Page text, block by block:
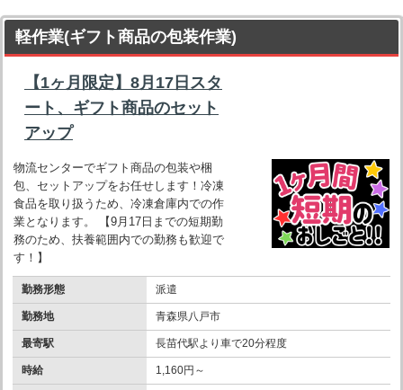
軽作業(ギフト商品の包装作業)
【1ヶ月限定】8月17日スタ
ート、ギフト商品のセット
アップ
物流センターでギフト商品の包装や梱
包、セットアップをお任せします！冷凍
食品を取り扱うため、冷凍倉庫内での作
業となります。 【9月17日までの短期勤
務のため、扶養範囲内での勤務も歓迎で
す！】
勤務形態 派遣
勤務地 青森県八戸市
最寄駅 長苗代駅より車で20分程度
時給 1,160円～